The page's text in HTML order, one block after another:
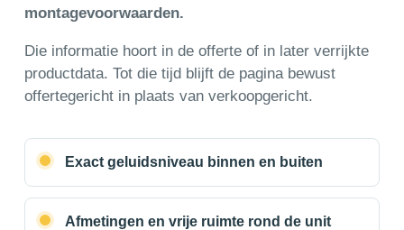
montagevoorwaarden.
Die informatie hoort in de offerte of in later verrijkte
productdata. Tot die tijd blijft de pagina bewust
offertegericht in plaats van verkoopgericht.
Exact geluidsniveau binnen en buiten
Afmetingen en vrije ruimte rond de unit